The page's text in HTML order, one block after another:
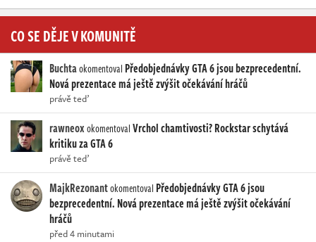
CO SE DĚJE V KOMUNITĚ
Buchtaokomentoval Předobjednávky GTA 6 jsou bezprecedentní.
Nová prezentace má ještě zvýšit očekávání hráčů
právě teď
rawneoxokomentovalVrchol chamtivosti? Rockstar schytává
kritiku za GTA 6
právě teď
MajkRezonantokomentoval Předobjednávky GTA 6 jsou
bezprecedentní. Nová prezentace má ještě zvýšit očekávání
hráčů
před 4 minutami